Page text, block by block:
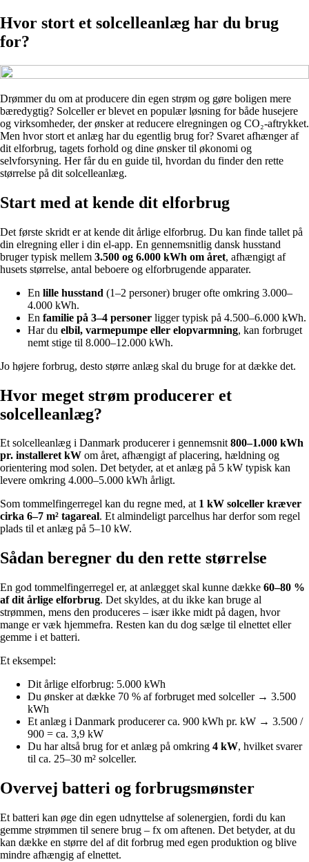
Hvor stort et solcelleanlæg har du brug
for?
Drømmer du om at producere din egen strøm og gøre boligen mere
bæredygtig? Solceller er blevet en populær løsning for både husejere
og virksomheder, der ønsker at reducere elregningen og CO₂-aftrykket.
Men hvor stort et anlæg har du egentlig brug for? Svaret afhænger af
dit elforbrug, tagets forhold og dine ønsker til økonomi og
selvforsyning. Her får du en guide til, hvordan du finder den rette
størrelse på dit solcelleanlæg.
Start med at kende dit elforbrug
Det første skridt er at kende dit årlige elforbrug. Du kan finde tallet på
din elregning eller i din el-app. En gennemsnitlig dansk husstand
bruger typisk mellem 3.500 og 6.000 kWh om året, afhængigt af
husets størrelse, antal beboere og elforbrugende apparater.
En lille husstand (1–2 personer) bruger ofte omkring 3.000–
4.000 kWh.
En familie på 3–4 personer ligger typisk på 4.500–6.000 kWh.
Har du elbil, varmepumpe eller elopvarmning, kan forbruget
nemt stige til 8.000–12.000 kWh.
Jo højere forbrug, desto større anlæg skal du bruge for at dække det.
Hvor meget strøm producerer et
solcelleanlæg?
Et solcelleanlæg i Danmark producerer i gennemsnit800–1.000 kWh
pr. installeret kW om året, afhængigt af placering, hældning og
orientering mod solen. Det betyder, at et anlæg på 5 kW typisk kan
levere omkring 4.000–5.000 kWh årligt.
Som tommelfingerregel kan du regne med, at 1 kW solceller kræver
cirka 6–7 m² tagareal. Et almindeligt parcelhus har derfor som regel
plads til et anlæg på 5–10 kW.
Sådan beregner du den rette størrelse
En god tommelfingerregel er, at anlægget skal kunne dække 60–80 %
af dit årlige elforbrug. Det skyldes, at du ikke kan bruge al
strømmen, mens den produceres – især ikke midt på dagen, hvor
mange er væk hjemmefra. Resten kan du dog sælge til elnettet eller
gemme i et batteri.
Et eksempel:
Dit årlige elforbrug: 5.000 kWh
Du ønsker at dække 70 % af forbruget med solceller → 3.500
kWh
Et anlæg i Danmark producerer ca. 900 kWh pr. kW → 3.500 /
900 = ca. 3,9 kW
Du har altså brug for et anlæg på omkring 4 kW, hvilket svarer
til ca. 25–30 m² solceller.
Overvej batteri og forbrugsmønster
Et batteri kan øge din egen udnyttelse af solenergien, fordi du kan
gemme strømmen til senere brug – fx om aftenen. Det betyder, at du
kan dække en større del af dit forbrug med egen produktion og blive
mindre afhængig af elnettet.